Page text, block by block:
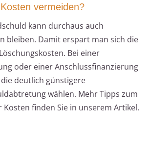
vermeiden?
kann durchaus auch
bleiben. Damit erspart man sich die
Bei einer
oder einer Anschlussfinanzierung
deutlich günstigere
wählen. Mehr Tipps zum
Kosten finden Sie in unserem Artikel.